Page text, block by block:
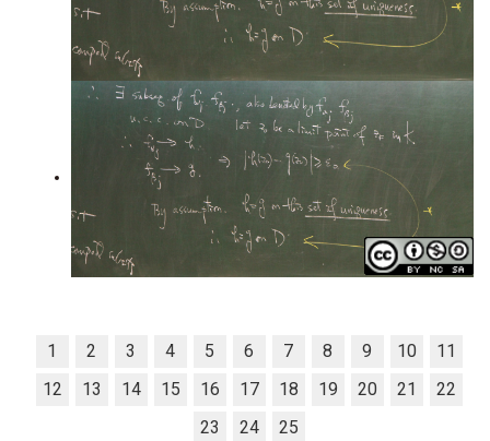
1 2 3 4 5 6 7 8 9 10
11
12
13 14 15 16 17 18 19 20 21
22
23
24 25